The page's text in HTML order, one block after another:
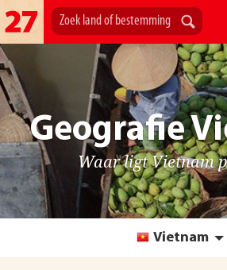
Geografie
Waar ligt Vietnam
Vietnam